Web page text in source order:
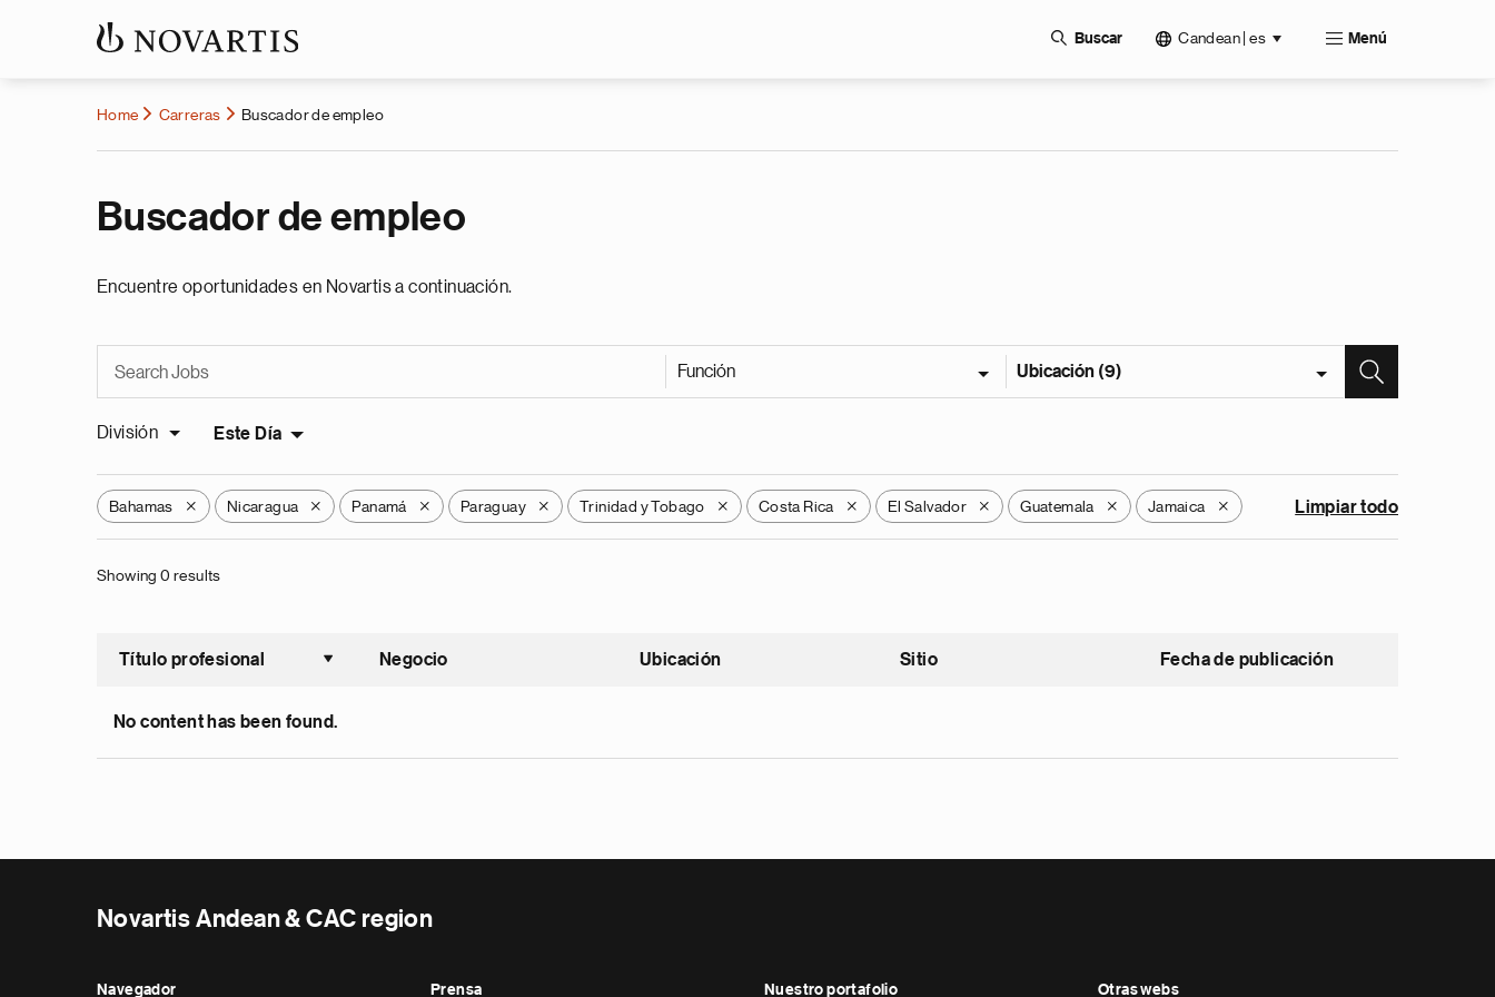
Buscar Candean | es Menú
Home Carreras Buscador de empleo
Buscador de empleo
Encuentre oportunidades en Novartis a continuación.
Función Ubicación (9)
División Este Día
Bahamas X Nicaragua X Panamá X Paraguay X Trinidad y Tobago X Costa Rica X El Salvador X Guatemala X Jamaica X Limpiar todo
Showing 0 results
Título profesional
Ordenar ascendente
Negocio Ubicación Sitio Fecha de publicación
No content has been found.
Novartis Andean & CAC region
Navegador Prensa Nuestro portafolio Otras webs